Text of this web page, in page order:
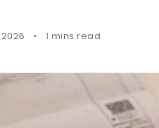
1 mins read